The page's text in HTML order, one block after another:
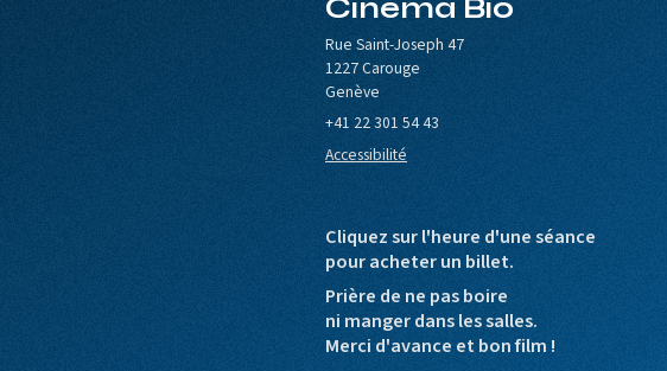
Cinéma Bio
Rue Saint-Joseph 47
1227 Carouge
Genève
+41 22 301 54 43
Accessibilité
Cliquez sur l'heure d'une séance
pour acheter un billet.
Prière de ne pas boire
ni manger dans les salles.
Merci d'avance et bon film !